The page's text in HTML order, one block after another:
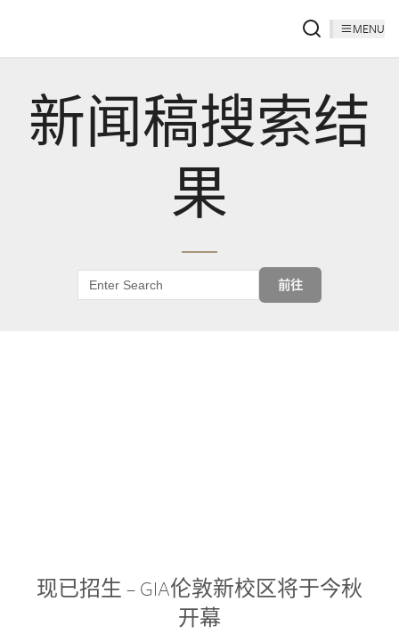
MENU
新闻稿搜索结
果
前往
现已招生 – GIA伦敦新校区将于今秋
开幕